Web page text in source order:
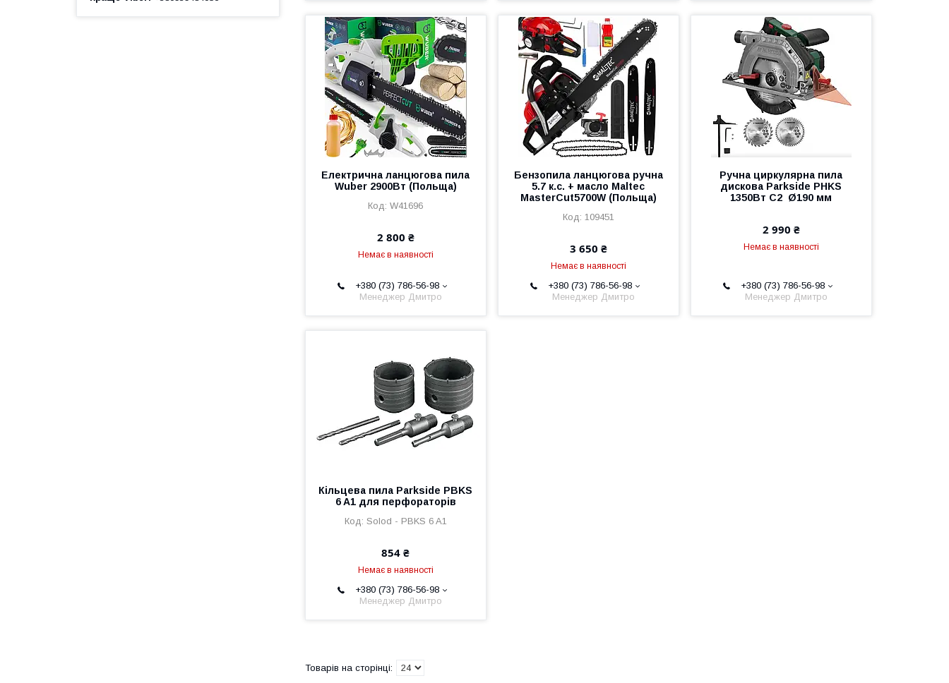
Електрична ланцюгова пила
Wuber 2900Вт (Польща)
W41696
2 800 ₴
Немає в наявності
+380 (73) 786-56-98
Менеджер Дмитро
Бензопила ланцюгова ручна
5.7 к.с. + масло Maltec
MasterCut5700W (Польща)
109451
3 650 ₴
Немає в наявності
+380 (73) 786-56-98
Менеджер Дмитро
Ручна циркулярна пила
дискова Parkside PHKS
1350Вт C2 Ø190 мм
2 990 ₴
Немає в наявності
+380 (73) 786-56-98
Менеджер Дмитро
Кільцева пила Parkside PBKS
6 A1 для перфораторів
Solod - PBKS 6 A1
854 ₴
Немає в наявності
+380 (73) 786-56-98
Менеджер Дмитро